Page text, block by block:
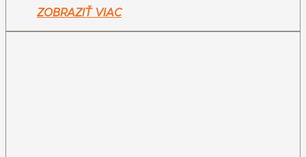
99,90€.
49,90€.
ZOBRAZIŤ VIAC